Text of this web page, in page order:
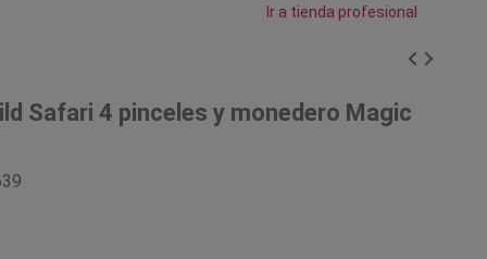
Ir a tienda profesional
Safari 4 pinceles y monedero Magic